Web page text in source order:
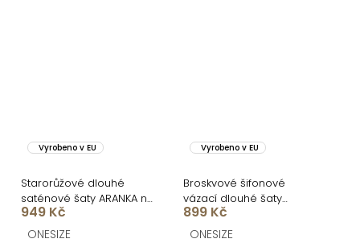
Vyrobeno v EU
Starorůžové dlouhé
saténové šaty ARANKA na
ramínka
949 Kč
ONESIZE
Vyrobeno v EU
Broskvové šifonové
vázací dlouhé šaty
VIONELA
899 Kč
ONESIZE